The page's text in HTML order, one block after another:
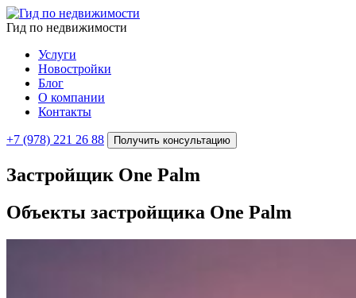
Гид по недвижимости
Услуги
Новостройки
Блог
О компании
Контакты
+7 (978) 221 26 88 Получить консультацию
Застройщик One Palm
Объекты застройщика One Palm